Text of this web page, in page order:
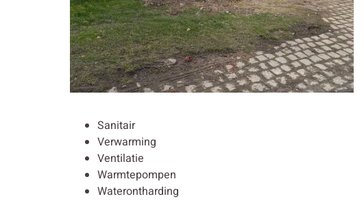
Sanitair
Verwarming
Ventilatie
Warmtepompen
Waterontharding